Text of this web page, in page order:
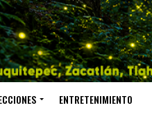
ENTRETENIMIENTO